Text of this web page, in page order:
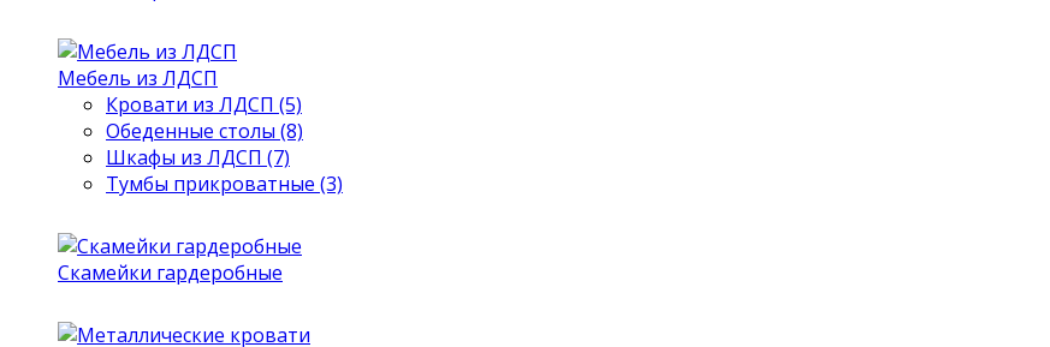
Мебель из ЛДСП
Кровати из ЛДСП (5)
Обеденные столы (8)
Шкафы из ЛДСП (7)
Тумбы прикроватные (3)
Скамейки гардеробные